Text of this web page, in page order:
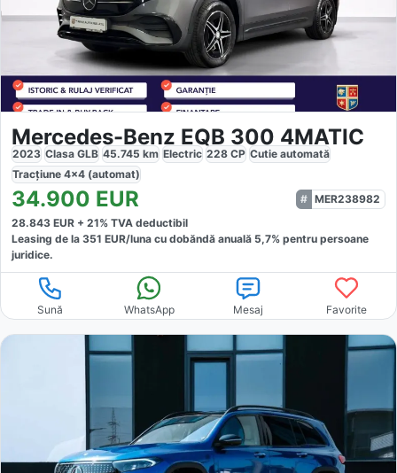
Mercedes-Benz EQB 300 4MATIC
2023 Clasa GLB 45.745 km Electric 228 CP Cutie automată
Tracțiune 4x4 (automat)
34.900 EUR
MER238982
28.843 EUR + 21% TVA deductibil
Leasing de la 351 EUR/luna cu dobăndă anuală 5,7% pentru persoane
juridice.
Sună WhatsApp Mesaj Favorite